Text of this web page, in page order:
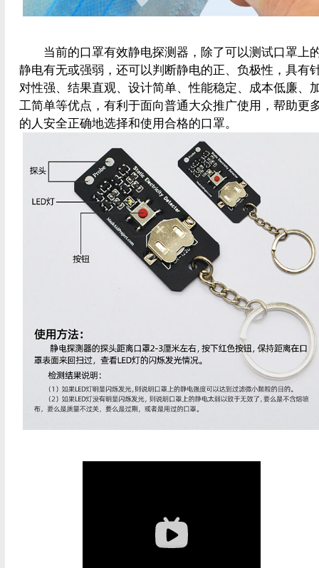
当前的口罩有效静电探测器，除了可以测试口罩上
静电有无或强弱，还可以判断静电的正、负极性，具有
对性强、结果直观、设计简单、性能稳定、成本低廉、
工简单等优点，有利于面向普通大众推广使用，帮助更
的人安全正确地选择和使用合格的口罩。